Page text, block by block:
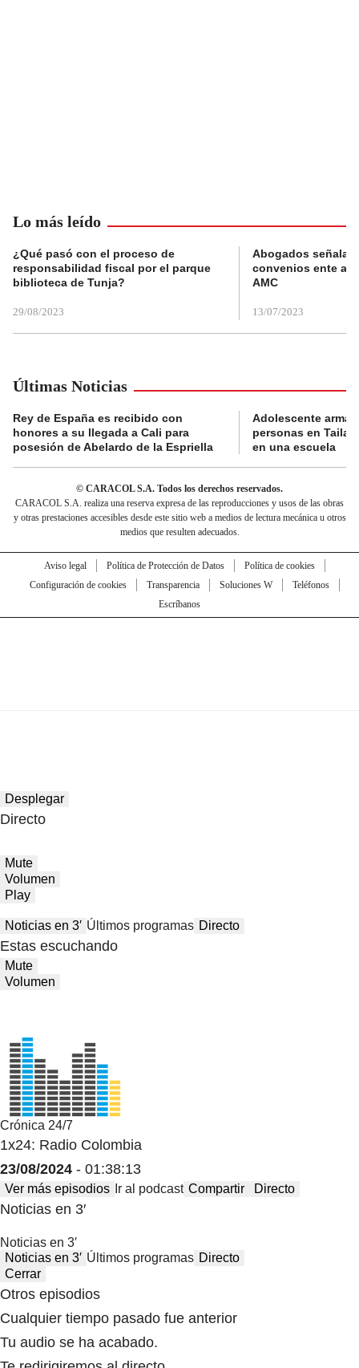
Lo más leído
¿Qué pasó con el proceso de
responsabilidad fiscal por el parque
biblioteca de Tunja?
29/08/2023
Abogados
convenios ente
AMC
13/07/2023
Últimas Noticias
Rey de España es recibido con
honores a su llegada a Cali para
posesión de Abelardo de la Espriella
Adolescente
personas en
en una escuela
© CARACOL S.A. Todos los derechos reservados.
CARACOL S.A. realiza una reserva expresa de las reproducciones y usos de las obras
y otras prestaciones accesibles desde este sitio web a medios de lectura mecánica u otros
medios que resulten adecuados.
Aviso legal Política de Protección de Datos
Política de cookies
Configuración de cookies
Transparencia Soluciones W
Teléfonos
Escríbanos
Desplegar
Directo
Mute
Volumen
Play
Noticias en 3′ Últimos programas Directo
Estas escuchando
Mute
Volumen
Crónica 24/7
1x24: Radio Colombia
23/08/2024 - 01:38:13
Ver más episodios Ir al podcast Compartir Directo
Noticias en 3′
Noticias en 3′
Noticias en 3′ Últimos programas Directo
Cerrar
Otros episodios
Cualquier tiempo pasado fue anterior
Tu audio se ha acabado.